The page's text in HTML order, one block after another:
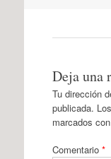
Deja una
Tu dirección
publicada.
marcados con
Comentario *